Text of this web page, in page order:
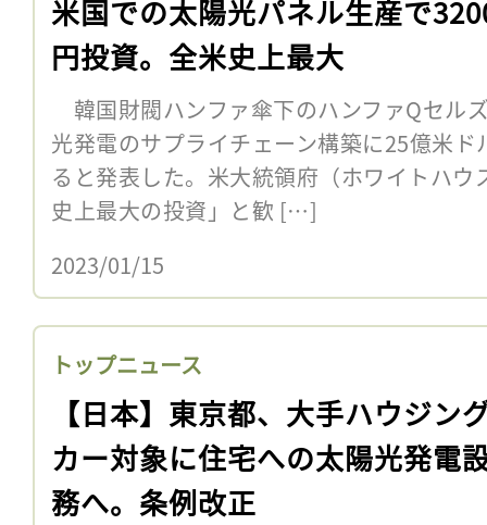
米国での太陽光パネル生産で
円投資。全米史上最大
韓国財閥ハンファ傘下のハンファQセル
光発電のサプライチェーン構築に25億米
ると発表した。米大統領府（ホワイトハ
史上最大の投資」と歓 […]
2023/01/15
トップニュース
【日本】東京都、大手ハウジン
カー対象に住宅への太陽光発電
務へ。条例改正